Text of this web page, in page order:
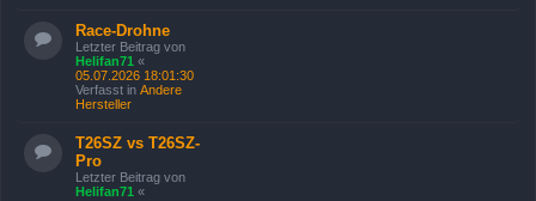
Race-Drohne
Letzter Beitrag von
Helifan71 «
05.07.2026 18:01:30
Verfasst in Andere
Hersteller
T26SZ vs T26SZ-
Pro
Letzter Beitrag von
Helifan71 «